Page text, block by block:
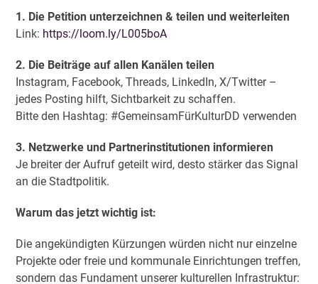
1. Die Petition unterzeichnen & teilen und weiterleiten
Link: https://loom.ly/L005boA
2. Die Beiträge auf allen Kanälen teilen
Instagram, Facebook, Threads, LinkedIn, X/Twitter –
jedes Posting hilft, Sichtbarkeit zu schaffen.
Bitte den Hashtag: #GemeinsamFürKulturDD verwenden
3. Netzwerke und Partnerinstitutionen informieren
Je breiter der Aufruf geteilt wird, desto stärker das Signal
an die Stadtpolitik.
Warum das jetzt wichtig ist:
Die angekündigten Kürzungen würden nicht nur einzelne
Projekte oder freie und kommunale Einrichtungen treffen,
sondern das Fundament unserer kulturellen Infrastruktur: